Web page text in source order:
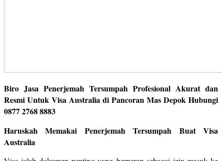
Biro Jasa Penerjemah Tersumpah Profesional Akurat dan
Resmi Untuk Visa Australia di Pancoran Mas Depok Hubungi
0877 2768 8883
Haruskah Memakai Penerjemah Tersumpah Buat Visa
Australia